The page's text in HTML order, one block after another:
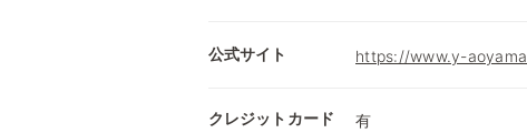
公式サイト https://www.y-
クレジットカード 有